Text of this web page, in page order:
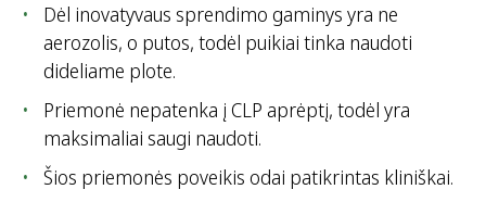
Dėl inovatyvaus sprendimo gaminys yra ne
aerozolis, o putos, todėl puikiai tinka naudoti
dideliame plote.
Priemonė nepatenka į CLP aprėptį, todėl yra
maksimaliai saugi naudoti.
Šios priemonės poveikis odai patikrintas kliniškai.